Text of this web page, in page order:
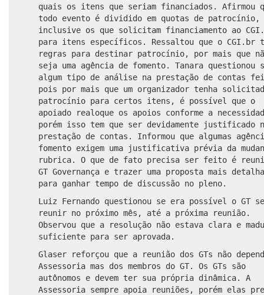
quais os itens que seriam financiados. Afirmou
todo evento é dividido em quotas de patrocínio,
inclusive os que solicitam financiamento ao
para itens específicos. Ressaltou que o CGI.br
regras para destinar patrocínio, por mais que
seja uma agência de fomento. Tanara questionou
algum tipo de análise na prestação de contas
pois por mais que um organizador tenha
patrocínio para certos itens, é possível que o
apoiado realoque os apoios conforme a
porém isso tem que ser devidamente justificado
prestação de contas. Informou que algumas
fomento exigem uma justificativa prévia da
rubrica. O que de fato precisa ser feito é
GT Governança e trazer uma proposta mais
para ganhar tempo de discussão no pleno.
Luiz Fernando questionou se era possível o GT se
reunir no próximo mês, até a próxima reunião.
Observou que a resolução não estava clara e
suficiente para ser aprovada.
Glaser reforçou que a reunião dos GTs não
Assessoria mas dos membros do GT. Os GTs são
autônomos e devem ter sua própria dinâmica. A
Assessoria sempre apoia reuniões, porém elas